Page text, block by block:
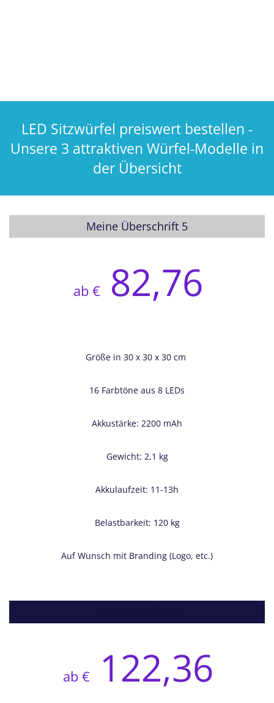
LED Sitzwürfel preiswert bestellen -
Unsere 3 attraktiven Würfel-Modelle in
der Übersicht
Meine Überschrift 5
ab € 82,76
Größe in 30 x 30 x 30 cm
16 Farbtöne aus 8 LEDs
Akkustärke: 2200 mAh
Gewicht: 2,1 kg
Akkulaufzeit: 11-13h
Belastbarkeit: 120 kg
Auf Wunsch mit Branding (Logo, etc.)
ab € 122,36